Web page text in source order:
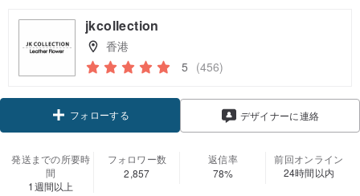
jkcollection
香港
5 (456)
フォローする デザイナーに連絡
発送までの所要時
間
1週間以上
フォロワー数
2,857
返信率
78%
前回オンライン
24時間以内